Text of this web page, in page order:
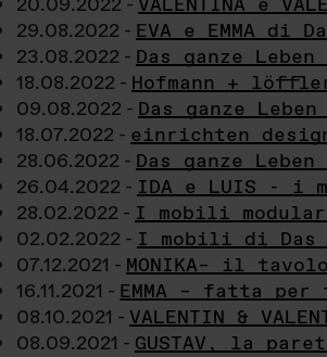
29.08.2022 - EVA e EMMA di
23.08.2022 - Das ganze
18.08.2022 - Hofmann +
09.08.2022 - Das ganze
18.07.2022 - einrichten
28.06.2022 - Das ganze
26.04.2022 - IDA e LUIS - i
28.02.2022 - I mobili
02.02.2022 - I mobili di Das
07.12.2021 - MONIKA– il
16.11.2021 - EMMA – fatta
08.10.2021 - VALENTIN &
08.09.2021 - GUSTAV, la